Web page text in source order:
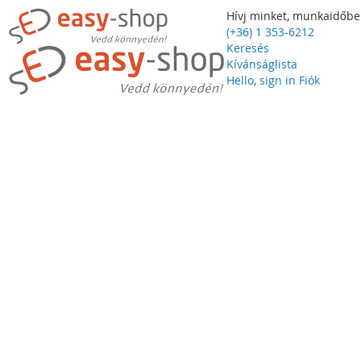
Hívj minket,
(+36) 1 353-6212
Keresés
Kívánságlista
Hello, sign in Fiók